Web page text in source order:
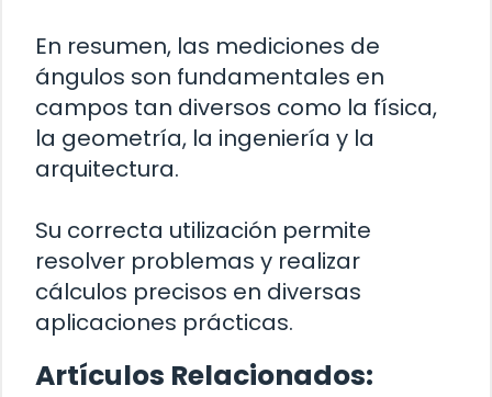
En resumen, las mediciones de
ángulos son fundamentales en
campos tan diversos como la física,
la geometría, la ingeniería y la
arquitectura.
Su correcta utilización permite
resolver problemas y realizar
cálculos precisos en diversas
aplicaciones prácticas.
Artículos Relacionados: